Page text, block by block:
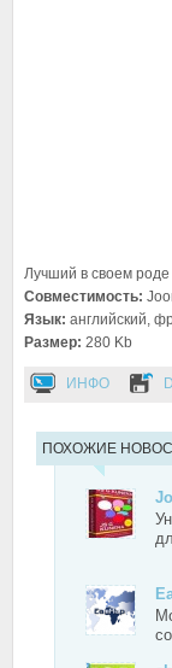
Лучший в своем роде
Совместимость:
Язык: английский,
Размер: 280 Kb
ИНФО
ПОХОЖИЕ